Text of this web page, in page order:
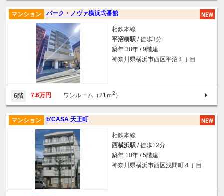
パーク・ノヴァ横浜弐番館
マンション
相鉄本線
平沼橋駅 / 徒歩3分
築年 38年 / 9階建
神奈川県横浜市西区平沼１丁目
6階 7.6万円 ワンルーム（21ｍ2 ）
b'CASA 天王町
マンション
相鉄本線
西横浜駅 / 徒歩12分
築年 10年 / 5階建
神奈川県横浜市西区浅間町４丁目